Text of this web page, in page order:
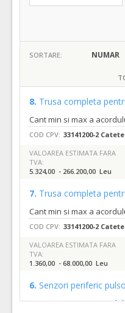
SORTARE: NUMAR
8. Trusa completa pentru
COD CPV: 33141200-2
VALOAREA ESTIMATA FARA
TVA:
5.324,00 - 266.200,00 Leu
7. Trusa completa pentru insertia
COD CPV: 33141200-2
VALOAREA ESTIMATA FARA
TVA:
1.360,00 - 68.000,00 Leu
6. Senzori periferic pulsoximetrie